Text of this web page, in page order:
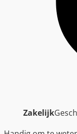
Zakelijk